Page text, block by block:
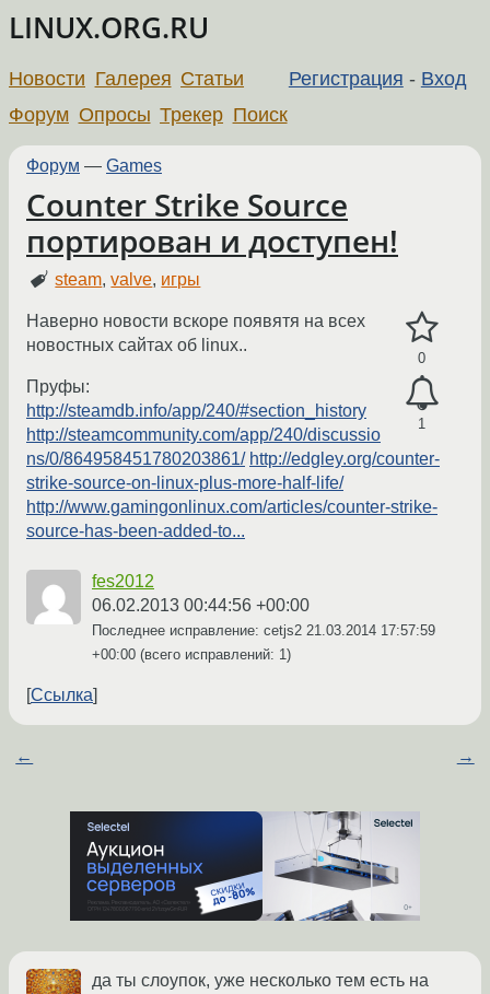
LINUX.ORG.RU
Регистрация - Вход
Новости Галерея Статьи
Форум Опросы Трекер Поиск
Форум — Games
Counter Strike Source
портирован и доступен!
steam,valve, игры
0
1
Наверно новости вскоре появятя на всех
новостных сайтах об linux..
Пруфы:
http://steamdb.info/app/240/#section_history
http://steamcommunity.com/app/240/discussio
ns/0/864958451780203861/ http://edgley.org/counter-
strike-source-on-linux-plus-more-half-life/
http://www.gamingonlinux.com/articles/counter-strike-
source-has-been-added-to...
fes2012
06.02.2013 00:44:56 +00:00
Последнее исправление: cetjs2 21.03.2014 17:57:59
+00:00 (всего исправлений: 1)
Ссылка
← →
да ты слоупок, уже несколько тем есть на